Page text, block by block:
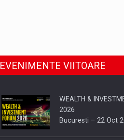
EVENIMENTE VIITOARE
WEALTH &
2026
Bucuresti – 22 Oct